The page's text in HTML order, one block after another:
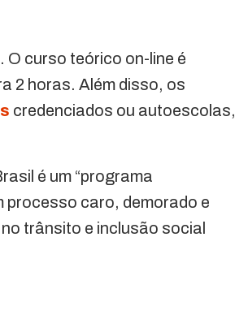
O curso teórico on-line é
2 horas. Além disso, os
credenciados ou autoescolas,
é um “programa
processo caro, demorado e
trânsito e inclusão social